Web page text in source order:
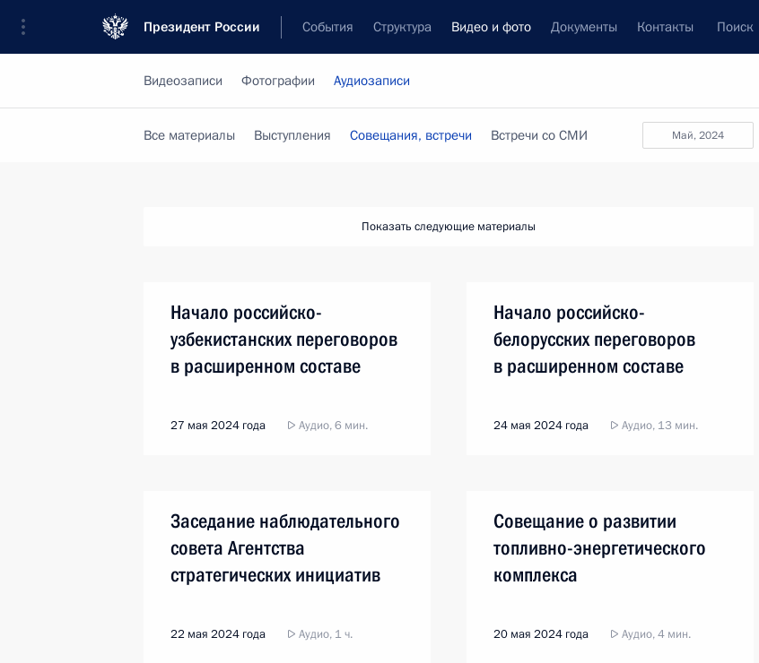
Президент России События Структура Видео и фото Документы Контакты Поиск
Видеозаписи Фотографии Аудиозаписи
май, 2024
Все материалы Выступления Совещания, встречи Встречи со СМИ
Показать следующие материалы
Начало российско-
узбекистанских переговоров
в расширенном составе
27 мая 2024 года Аудио, 6 мин.
Начало российско-
белорусских переговоров
в расширенном составе
24 мая 2024 года Аудио, 13 мин.
Заседание наблюдательного
совета Агентства
стратегических инициатив
22 мая 2024 года Аудио, 1 ч.
Совещание о развитии
топливно-энергетического
комплекса
20 мая 2024 года Аудио, 4 мин.